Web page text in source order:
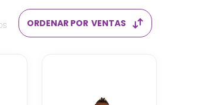
ORDENAR POR VENTAS